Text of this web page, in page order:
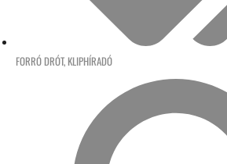
FORRÓ DRÓT, KLIPHÍRADÓ